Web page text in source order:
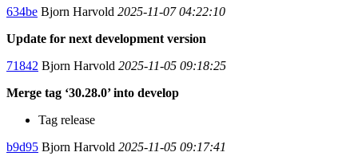
634be Bjorn Harvold 2025-11-07 04:22:10
Update for next development version
71842 Bjorn Harvold 2025-11-05 09:18:25
Merge tag ‘30.28.0’ into develop
Tag release
b9d95 Bjorn Harvold 2025-11-05 09:17:41